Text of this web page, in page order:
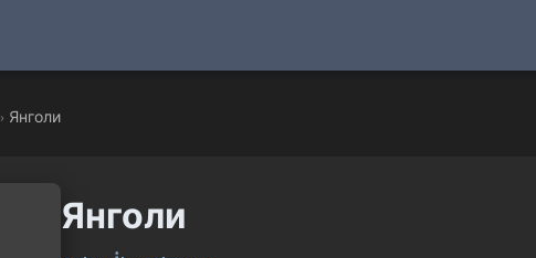
› Янголи
Янголи